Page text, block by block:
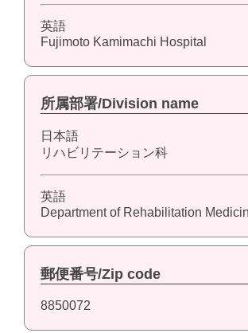
英語
Fujimoto Kamimachi Hospital
所属部署/Division name
日本語
リハビリテーション科
英語
Department of Rehabilitation
郵便番号/Zip code
8850072